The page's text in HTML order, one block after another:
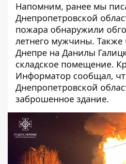
Напомним, ранее мы
Днепропетровской
пожара обнаружили
летнего мужчины. Также
Днепре на Данилы
складское помещение.
Информатор сообщал,
Днепропетровской
заброшенное здание.